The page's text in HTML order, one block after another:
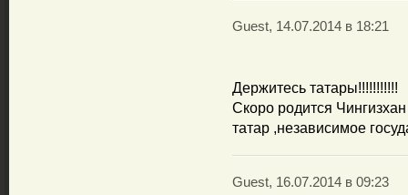
Guest, 14.07.2014 в 18:21
Держитесь татары!!!!!!!!!!!
Скоро родится
татар ,независимое
Guest, 16.07.2014 в 09:23